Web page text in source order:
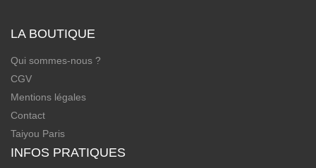
LA BOUTIQUE
Qui sommes-nous ?
CGV
Mentions légales
Contact
Taiyou Paris
INFOS PRATIQUES